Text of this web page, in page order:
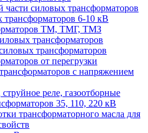
части силовых трансформаторов
трансформаторов 6-10 кВ
ТМ, ТМГ, ТМЗ
трансформаторов
трансформаторов
от перегрузки
с напряжением
реле, газоотборные
35, 110, 220 кВ
трансформаторного масла для